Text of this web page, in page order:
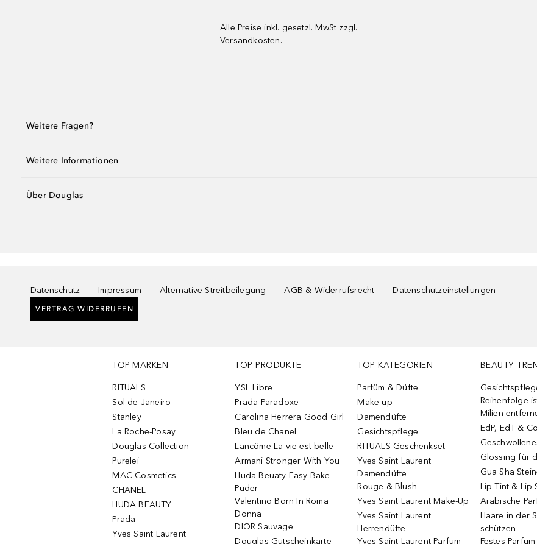
Alle Preise inkl. gesetzl. MwSt zzgl.
Versandkosten.
Weitere Fragen?
Weitere Informationen
Über Douglas
Datenschutz Impressum Alternative Streitbeilegung AGB & Widerrufsrecht Datenschutzeinstellungen
VERTRAG WIDERRUFEN
TOP-MARKEN
RITUALS
Sol de Janeiro
Stanley
La Roche-Posay
Douglas Collection
Purelei
MAC Cosmetics
CHANEL
HUDA BEAUTY
Prada
Yves Saint Laurent
TOP PRODUKTE
YSL Libre
Prada Paradoxe
Carolina Herrera Good Girl
Bleu de Chanel
Lancôme La vie est belle
Armani Stronger With You
Huda Beuaty Easy Bake
Puder
Valentino Born In Roma
Donna
DIOR Sauvage
Douglas Gutscheinkarte
TOP KATEGORIEN
Parfüm & Düfte
Make-up
Damendüfte
Gesichtspflege
RITUALS Geschenkset
Yves Saint Laurent
Damendüfte
Rouge & Blush
Yves Saint Laurent Make-Up
Yves Saint Laurent
Herrendüfte
Yves Saint Laurent Parfum
BEAUTY
Reihenfolge
Milien
EdP, EdT &
Glossing für
Gua Sha
Lip Tint & Lip
Arabische
Haare in der
schützen
Festes Parfum